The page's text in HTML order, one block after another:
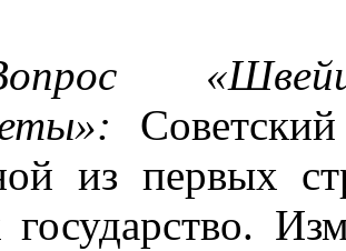
из первых
государство.